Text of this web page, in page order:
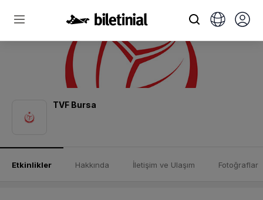
TVF Bursa
Etkinlikler Hakkında İletişim ve Ulaşım Fotoğraflar